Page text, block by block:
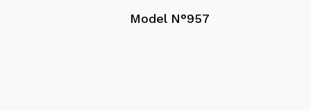
Model N°957